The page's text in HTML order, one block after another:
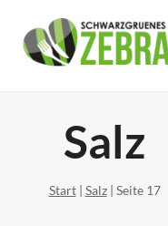
Salz
Start| Salz| Seite 17